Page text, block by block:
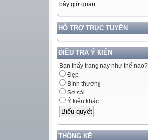
bây giờ quan...
HỖ TRỢ TRỰC TUYẾN
ĐIỀU TRA Ý KIẾN
Bạn thấy trang này như thế nào?
Đẹp
Bình thường
Sơ sài
Ý kiến khác
THỐNG KÊ